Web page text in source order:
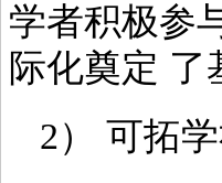
学者积极参
际化奠定 了
2） 可拓